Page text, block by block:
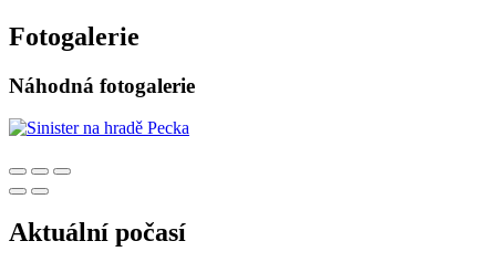
Fotogalerie
Náhodná fotogalerie
Aktuální počasí